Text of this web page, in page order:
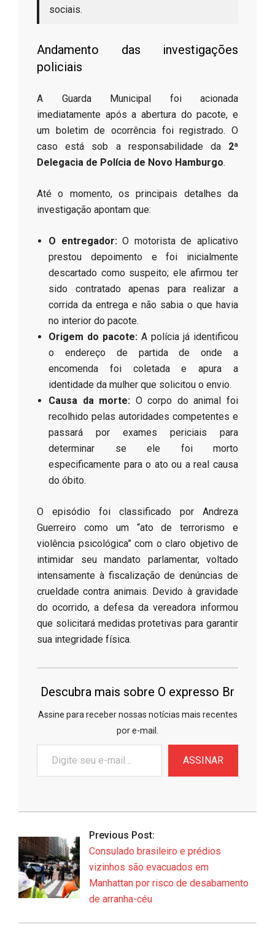
sociais.
​Andamento das investigações
policiais
​A Guarda Municipal foi acionada
imediatamente após a abertura do pacote, e
um boletim de ocorrência foi registrado. O
caso está sob a responsabilidade da 2ª
Delegacia de Polícia de Novo Hamburgo.
​Até o momento, os principais detalhes da
investigação apontam que:
O entregador:O motorista de aplicativo
prestou depoimento e foi inicialmente
descartado como suspeito; ele afirmou ter
sido contratado apenas para realizar a
corrida da entrega e não sabia o que havia
no interior do pacote.
Origem do pacote: A polícia já identificou
o endereço de partida de onde a
encomenda foi coletada e apura a
identidade da mulher que solicitou o envio.
Causa da morte: O corpo do animal foi
recolhido pelas autoridades competentes e
passará por exames periciais para
determinar se ele foi morto
especificamente para o ato ou a real causa
do óbito.
​O episódio foi classificado por Andreza
Guerreiro como um “ato de terrorismo e
violência psicológica” com o claro objetivo de
intimidar seu mandato parlamentar, voltado
intensamente à fiscalização de denúncias de
crueldade contra animais. Devido à gravidade
do ocorrido, a defesa da vereadora informou
que solicitará medidas protetivas para garantir
sua integridade física.
Descubra mais sobre O expresso Br
Assine para receber nossas notícias mais recentes
por e-mail.
seu
e-
ASSINAR
2026-
07
Previous Post:
Consulado brasileiro e prédios
vizinhos são evacuados em
Manhattan por risco de desabamento
de arranha-céu